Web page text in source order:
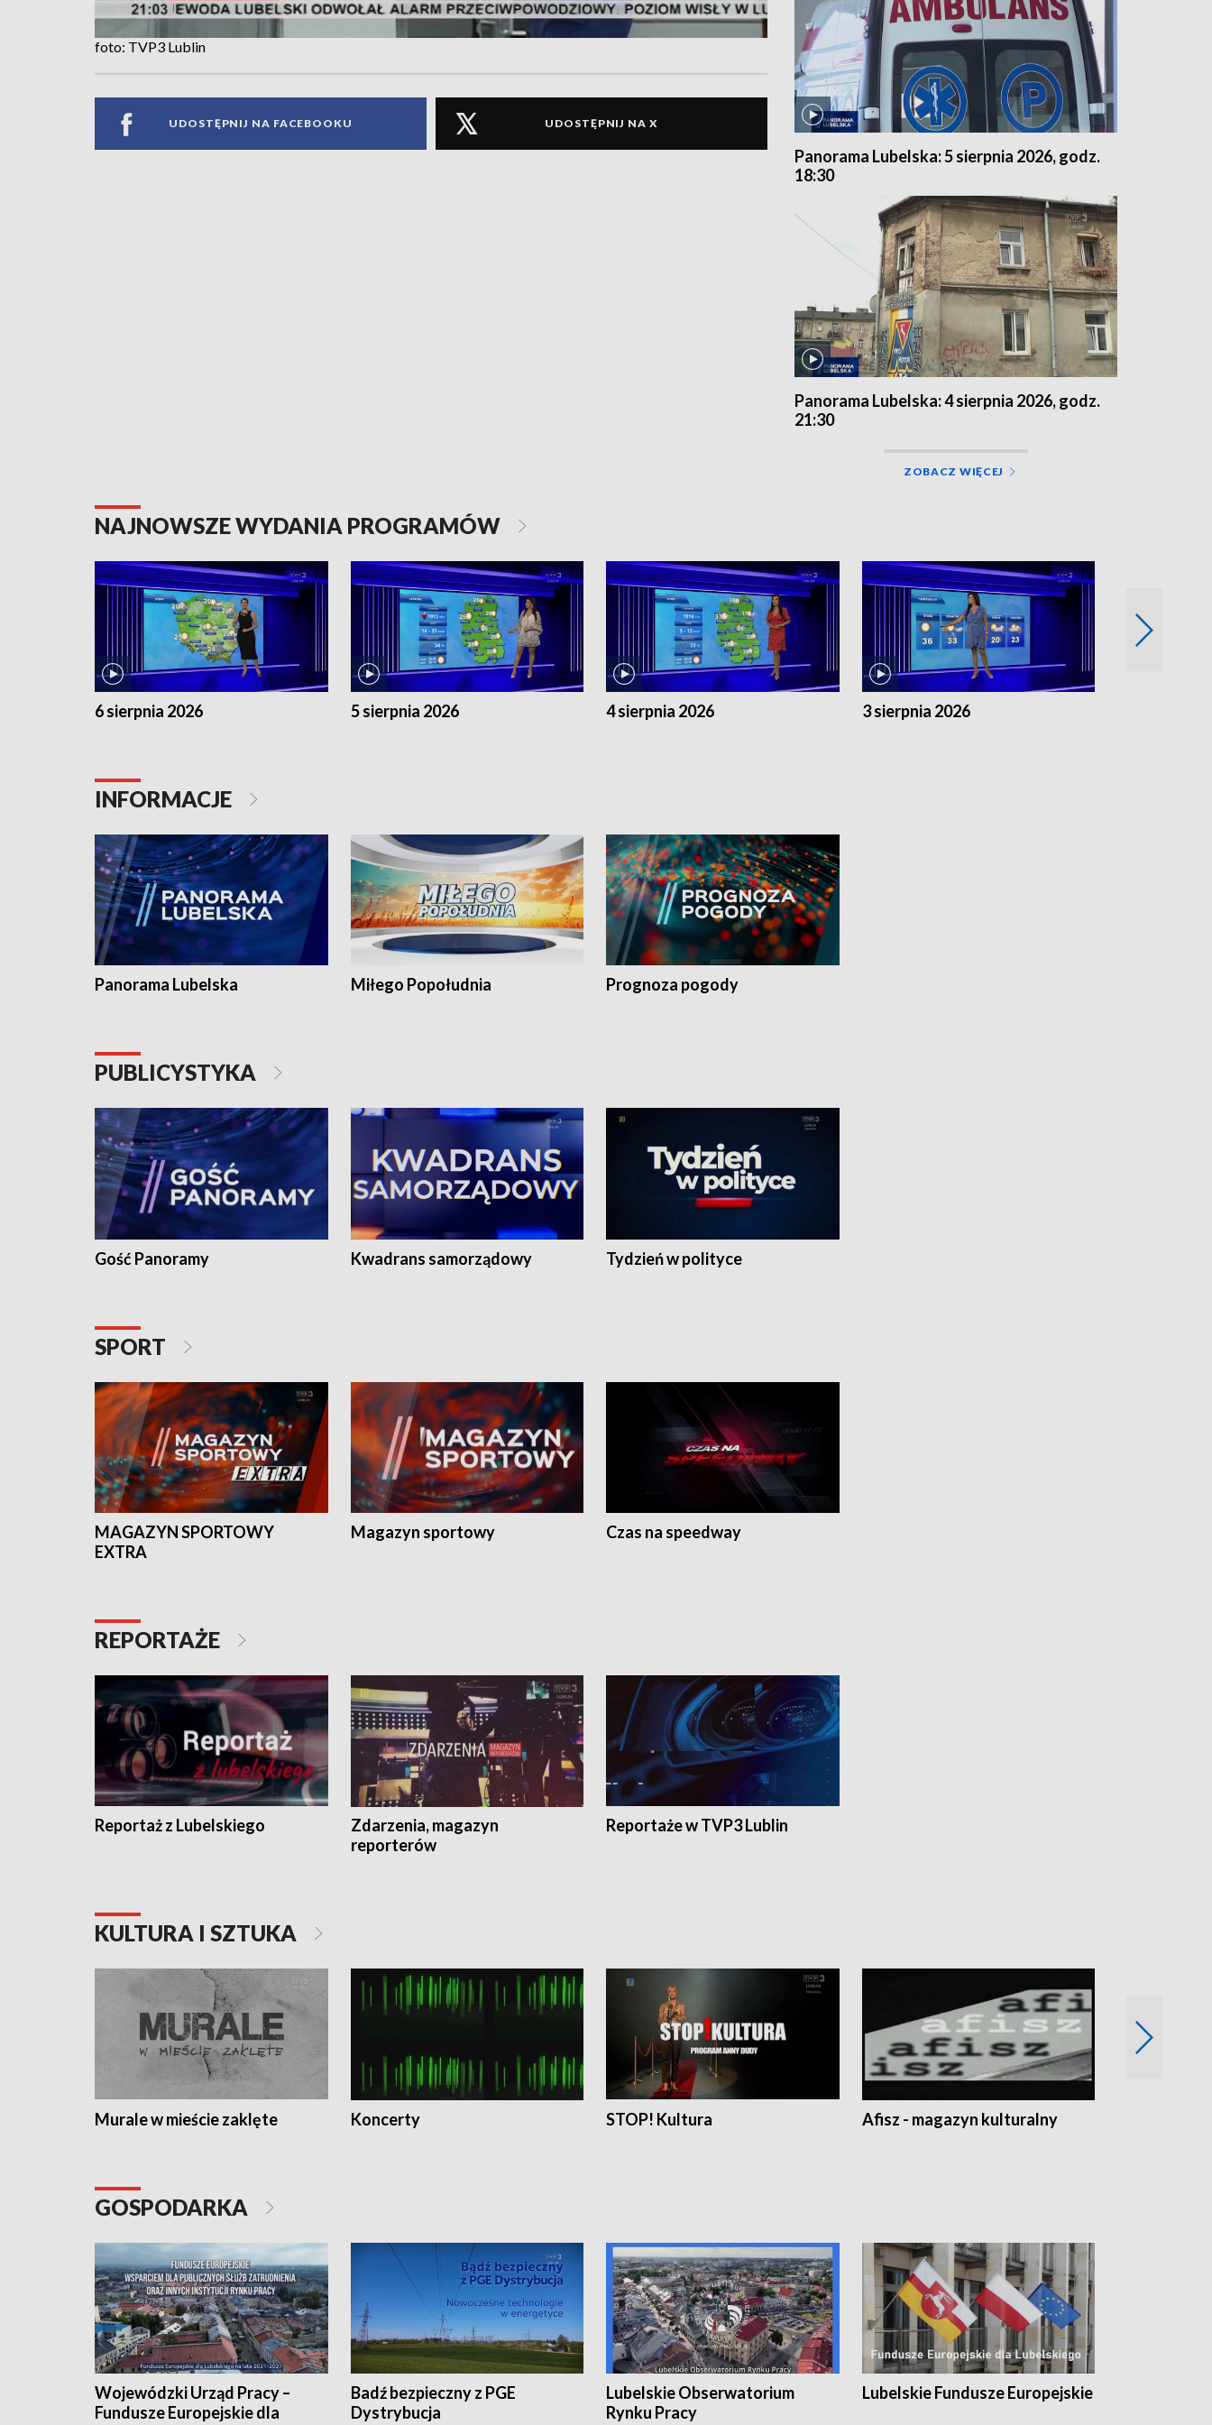
foto: TVP3 Lublin
UDOSTĘPNIJ NA FACEBOOKU UDOSTĘPNIJ NA X
Panorama Lubelska: 5 sierpnia 2026, godz.
18:30
Panorama Lubelska: 4 sierpnia 2026, godz.
21:30
ZOBACZ WIĘCEJ
NAJNOWSZE WYDANIA PROGRAMÓW
6 sierpnia 2026 5 sierpnia 2026 4 sierpnia 2026 3 sierpnia 2026
INFORMACJE
Panorama Lubelska Miłego Popołudnia Prognoza pogody
PUBLICYSTYKA
Gość Panoramy Kwadrans samorządowy Tydzień w polityce
SPORT
MAGAZYN SPORTOWY
EXTRA
Magazyn sportowy Czas na speedway
REPORTAŻE
Reportaż z Lubelskiego
Zdarzenia, magazyn
reporterów
Reportaże w TVP3 Lublin
KULTURA I SZTUKA
Murale w mieście zaklęte Koncerty STOP! Kultura Afisz - magazyn kulturalny
GOSPODARKA
Wojewódzki Urząd Pracy –
Fundusze Europejskie dla
Badź bezpieczny z PGE
Dystrybucja
Lubelskie Obserwatorium
Rynku Pracy
Lubelskie Fundusze Europejskie